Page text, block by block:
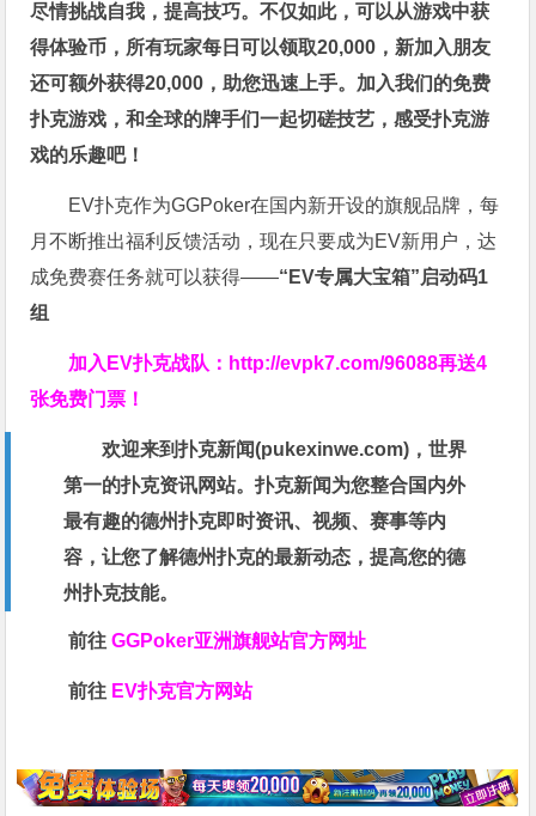
尽情挑战自我，提高技巧。不仅如此，可以从游戏中获
得体验币，所有玩家每日可以领取20,000，新加入朋友
还可额外获得20,000，助您迅速上手。 加入我们的免费
扑克游戏，和全球的牌手们一起切磋技艺，感受扑克游
戏的乐趣吧！
EV扑克作为GGPoker在国内新开设的旗舰品牌，每
月不断推出福利反馈活动，现在只要成为EV新用户，达
成免费赛任务就可以获得——“EV专属大宝箱”启动码1
组
加入EV扑克战队： http://evpk7.com/96088再送4
张免费门票！
欢迎来到扑克新闻(pukexinwe.com)，世界
第一的扑克资讯网站。扑克新闻为您整合国内外
最有趣的德州扑克即时资讯、视频、赛事等内
容，让您了解德州扑克的最新动态，提高您的德
州扑克技能。
前往GGPoker亚洲旗舰站官方网址
前往 EV扑克官方网站